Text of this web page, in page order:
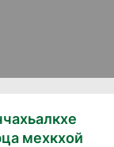
мехкхой